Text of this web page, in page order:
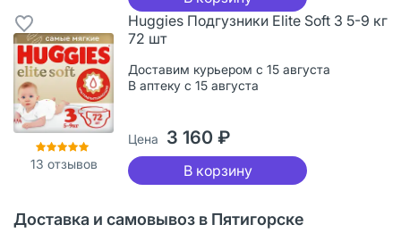
13 отзывов
Huggies Подгузники Elite Soft 3 5-9 кг
72 шт
Доставим курьером с 15 августа
В аптеку с 15 августа
Цена 3 160 ₽
В корзину
Доставка и самовывоз в Пятигорске